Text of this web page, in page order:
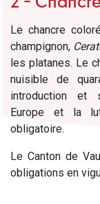
Le chancre
champignon,
les platanes. Le
nuisible de
introduction et
Europe et la
obligatoire.
Le Canton de
obligations en